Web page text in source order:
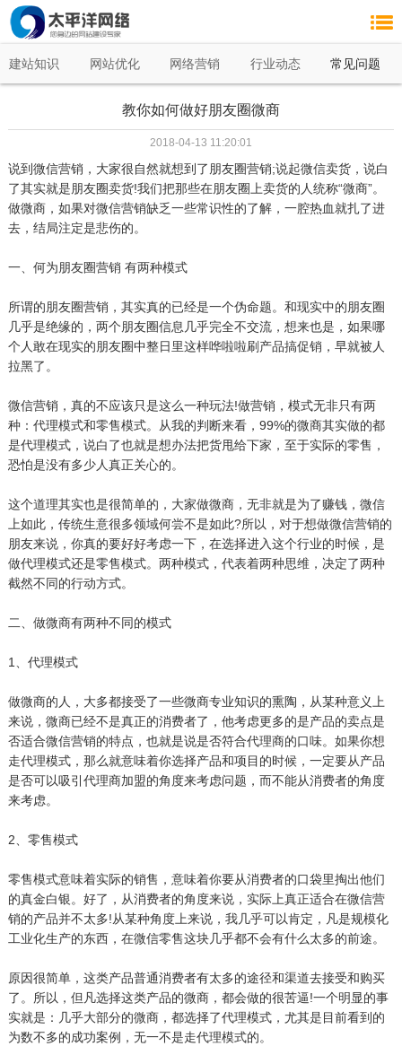
建站知识 网站优化 网络营销 行业动态 常见问题
教你如何做好朋友圈微商
2018-04-13 11:20:01
说到微信营销，大家很自然就想到了朋友圈营销;说起微信卖货，说白
了其实就是朋友圈卖货!我们把那些在朋友圈上卖货的人统称“微商”。
做微商，如果对微信营销缺乏一些常识性的了解，一腔热血就扎了进
去，结局注定是悲伤的。
一、何为朋友圈营销 有两种模式
所谓的朋友圈营销，其实真的已经是一个伪命题。和现实中的朋友圈
几乎是绝缘的，两个朋友圈信息几乎完全不交流，想来也是，如果哪
个人敢在现实的朋友圈中整日里这样哗啦啦刷产品搞促销，早就被人
拉黑了。
微信营销，真的不应该只是这么一种玩法!做营销，模式无非只有两
种：代理模式和零售模式。从我的判断来看，99%的微商其实做的都
是代理模式，说白了也就是想办法把货甩给下家，至于实际的零售，
恐怕是没有多少人真正关心的。
这个道理其实也是很简单的，大家做微商，无非就是为了赚钱，微信
上如此，传统生意很多领域何尝不是如此?所以，对于想做微信营销的
朋友来说，你真的要好好考虑一下，在选择进入这个行业的时候，是
做代理模式还是零售模式。两种模式，代表着两种思维，决定了两种
截然不同的行动方式。
二、做微商有两种不同的模式
1、代理模式
做微商的人，大多都接受了一些微商专业知识的熏陶，从某种意义上
来说，微商已经不是真正的消费者了，他考虑更多的是产品的卖点是
否适合微信营销的特点，也就是说是否符合代理商的口味。如果你想
走代理模式，那么就意味着你选择产品和项目的时候，一定要从产品
是否可以吸引代理商加盟的角度来考虑问题，而不能从消费者的角度
来考虑。
2、零售模式
零售模式意味着实际的销售，意味着你要从消费者的口袋里掏出他们
的真金白银。好了，从消费者的角度来说，实际上真正适合在微信营
销的产品并不太多!从某种角度上来说，我几乎可以肯定，凡是规模化
工业化生产的东西，在微信零售这块几乎都不会有什么太多的前途。
原因很简单，这类产品普通消费者有太多的途径和渠道去接受和购买
了。所以，但凡选择这类产品的微商，都会做的很苦逼!一个明显的事
实就是：几乎大部分的微商，都选择了代理模式，尤其是目前看到的
为数不多的成功案例，无一不是走代理模式的。